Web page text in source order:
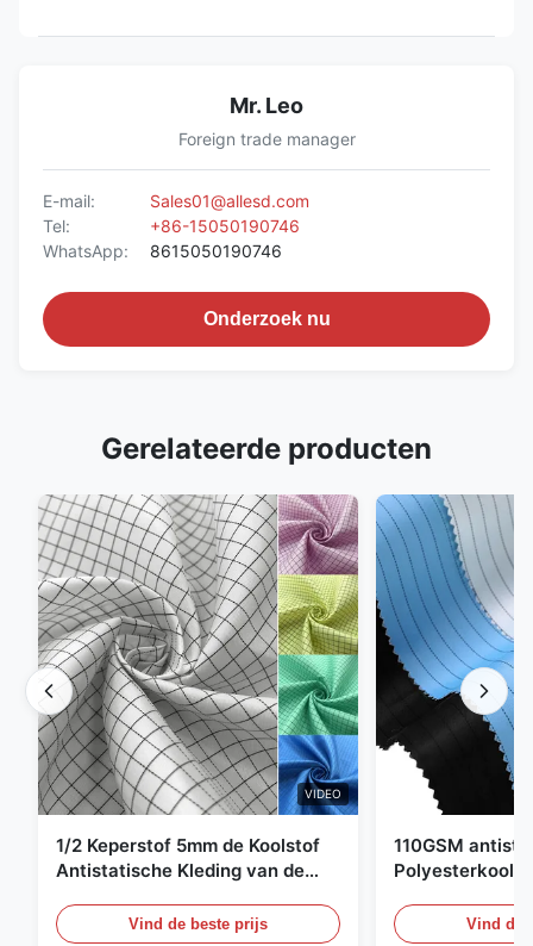
Mr. Leo
Foreign trade manager
E-mail:
Sales01@allesd.com
Tel:
+86-15050190746
WhatsApp:
8615050190746
Onderzoek nu
Gerelateerde producten
VIDEO
1/2 Keperstof 5mm de Koolstof
Antistatische Kleding van de
Vind de beste prijs
110GSM
Vind de